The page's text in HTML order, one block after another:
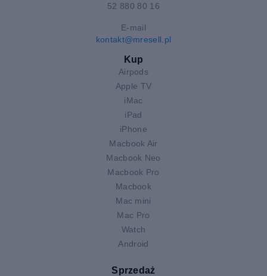
52 880 80 16
E-mail
kontakt@mresell.pl
Kup
Airpods
Apple TV
iMac
iPad
iPhone
Macbook Air
Macbook Neo
Macbook Pro
Macbook
Mac mini
Mac Pro
Watch
Android
Sprzedaż